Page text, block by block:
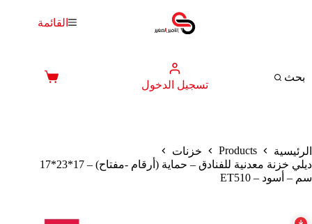
القائمة
بحث
تسجيل الدخول
عربة
الرئيسية Products
خزنات
ديلي خزنة معدنية للفنادق – حماية (أرقام -مفتاح) – 17*23*17
سم – أسود – ET510